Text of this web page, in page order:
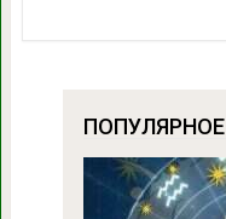
ПОПУЛЯРНОЕ